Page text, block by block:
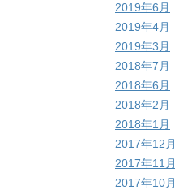
2019年6月
2019年4月
2019年3月
2018年7月
2018年6月
2018年2月
2018年1月
2017年12月
2017年11月
2017年10月